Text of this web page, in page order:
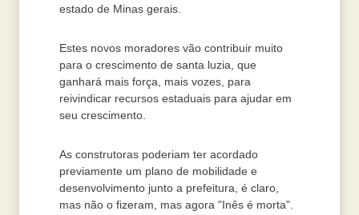
estado de Minas gerais.
Estes novos moradores vão contribuir muito
para o crescimento de santa luzia, que
ganhará mais força, mais vozes, para
reivindicar recursos estaduais para ajudar em
seu crescimento.
As construtoras poderiam ter acordado
previamente um plano de mobilidade e
desenvolvimento junto a prefeitura, é claro,
mas não o fizeram, mas agora "Inês é morta".